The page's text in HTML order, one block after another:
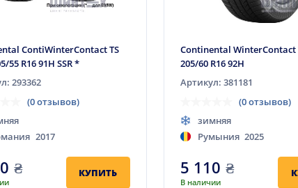
ContiWinterContact TS
55 R16 91H SSR *
293362
(0 отзывов)
2017
₴ КУПИТЬ
Continental WinterContact
205/60 R16 92H
Артикул: 381181
(0 отзывов)
зимняя
Румыния 2025
5 110 ₴
В наличии